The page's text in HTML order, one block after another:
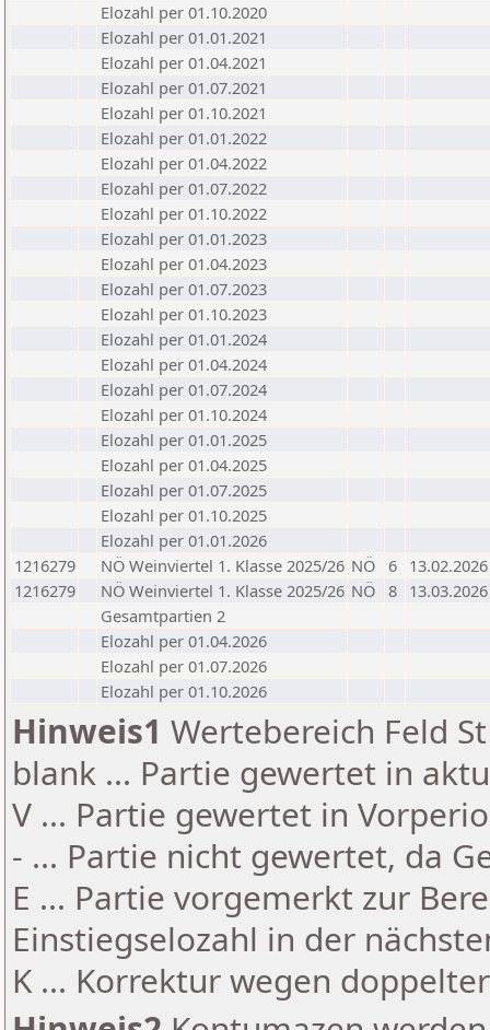
Elozahl per 01.10.2020
Elozahl per 01.01.2021
Elozahl per 01.04.2021
Elozahl per 01.07.2021
Elozahl per 01.10.2021
Elozahl per 01.01.2022
Elozahl per 01.04.2022
Elozahl per 01.07.2022
Elozahl per 01.10.2022
Elozahl per 01.01.2023
Elozahl per 01.04.2023
Elozahl per 01.07.2023
Elozahl per 01.10.2023
Elozahl per 01.01.2024
Elozahl per 01.04.2024
Elozahl per 01.07.2024
Elozahl per 01.10.2024
Elozahl per 01.01.2025
Elozahl per 01.04.2025
Elozahl per 01.07.2025
Elozahl per 01.10.2025
Elozahl per 01.01.2026
1216279
NÖ Weinviertel 1. Klasse 2025/26 NÖ 6 13.02.2026
1216279
NÖ Weinviertel 1. Klasse 2025/26 NÖ 8 13.03.2026
Gesamtpartien 2
Elozahl per 01.04.2026
Elozahl per 01.07.2026
Elozahl per 01.10.2026
Hinweis1 Wertebereich Feld
blank ... Partie gewertet in
V ... Partie gewertet in
- ... Partie nicht gewertet, da
E ... Partie vorgemerkt zur
Einstiegselozahl in der
K ... Korrektur wegen